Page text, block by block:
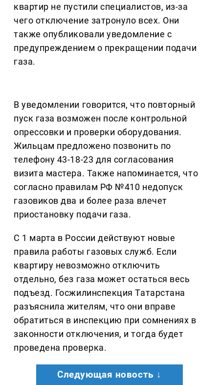
квартир не пустили специалистов, из-за
чего отключение затронуло всех. Они
также опубликовали уведомление с
предупреждением о прекращении подачи
газа.
В уведомлении говорится, что повторный
пуск газа возможен после контрольной
опрессовки и проверки оборудования.
Жильцам предложено позвонить по
телефону 43-18-23 для согласования
визита мастера. Также напоминается, что
согласно правилам РФ №410 недопуск
газовиков два и более раза влечет
приостановку подачи газа.
С 1 марта в России действуют новые
правила работы газовых служб. Если
квартиру невозможно отключить
отдельно, без газа может остаться весь
подъезд. Госжилинспекция Татарстана
разъяснила жителям, что они вправе
обратиться в инспекцию при сомнениях в
законности отключения, и тогда будет
проведена проверка.
Следующая новость ↓